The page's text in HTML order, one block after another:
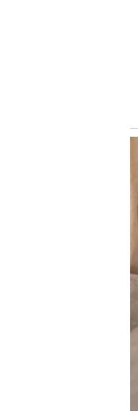
Palmeiras fulminante!
Adriano lança
Palmeiras 2 x 0
— Vitor Talmelli
As Crias da
Internacional,